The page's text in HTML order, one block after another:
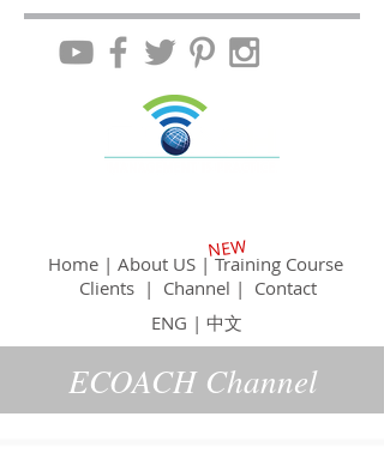
Home | About US |Training Course
Clients | Channel | Contact
NEW
ENG | 中文
ECOACH Channel